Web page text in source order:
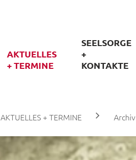
AKTUELLES
+ TERMINE
SEELSORGE
+
KONTAKTE
AKTUELLES + TERMINE Archiv